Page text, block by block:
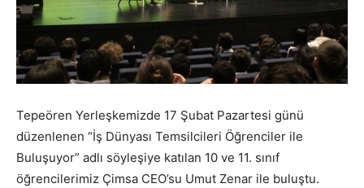
Tepeören Yerleşkemizde 17 Şubat Pazartesi günü
düzenlenen “İş Dünyası Temsilcileri Öğrenciler ile
Buluşuyor” adlı söyleşiye katılan 10 ve 11. sınıf
öğrencilerimiz Çimsa CEO’su Umut Zenar ile buluştu.